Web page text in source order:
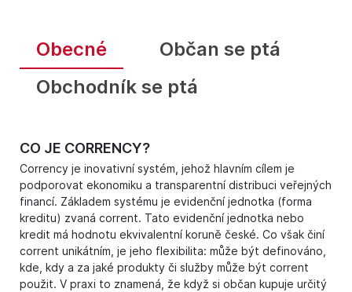
Obecné
Občan se ptá
Obchodník se ptá
CO JE CORRENCY?
Corrency je inovativní systém, jehož hlavním cílem je
podporovat ekonomiku a transparentní distribuci veřejných
financí. Základem systému je evidenční jednotka (forma
kreditu) zvaná corrent. Tato evidenční jednotka nebo
kredit má hodnotu ekvivalentní koruně české. Co však činí
corrent unikátním, je jeho flexibilita: může být definováno,
kde, kdy a za jaké produkty či služby může být corrent
použit. V praxi to znamená, že když si občan kupuje určitý